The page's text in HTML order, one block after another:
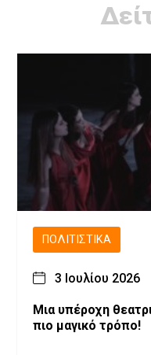
ΠΟΛΙΤΙΣΤΙΚΆ
3 Ιουλίου 2026
Μια υπέροχη
πιο μαγικό τρόπο!